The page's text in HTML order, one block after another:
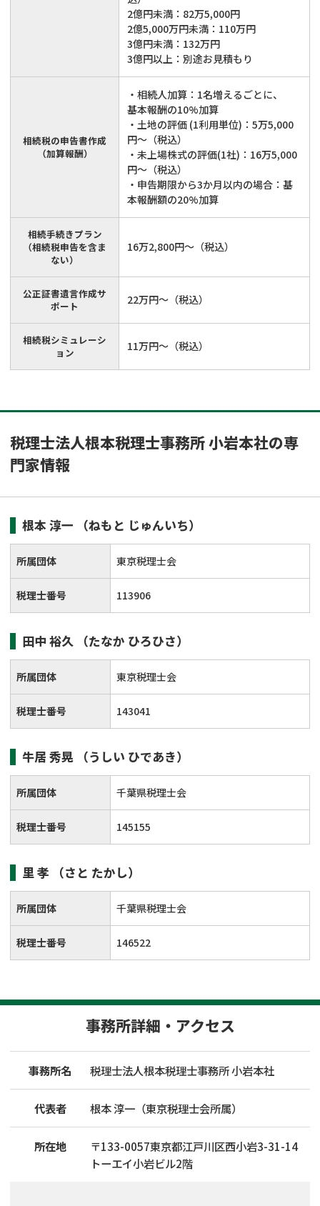
2億円未満：82万5,000円
2億5,000万円未満：110万円
3億円未満：132万円
3億円以上：別途お見積もり
相続税の申告書作成
（加算報酬）
・相続人加算：1名増えるごとに、
基本報酬の10%加算
・土地の評価 (1利用単位)：5万5,000
円～（税込）
・未上場株式の評価(1社)：16万5,000
円～（税込）
・申告期限から3か月以内の場合：基
本報酬額の20%加算
相続手続きプラン
（相続税申告を含ま
ない）
16万2,800円～（税込）
公正証書遺言作成サ
ポート
22万円～（税込）
相続税シミュレーシ
ョン
11万円～（税込）
税理士法人根本税理士事務所 小岩本社の専
門家情報
根本 淳一 （ねもと じゅんいち）
所属団体 東京税理士会
税理士番号 113906
田中 裕久 （たなか ひろひさ）
所属団体 東京税理士会
税理士番号 143041
牛居 秀晃 （うしい ひであき）
所属団体 千葉県税理士会
税理士番号 145155
里 孝 （さと たかし）
所属団体 千葉県税理士会
税理士番号 146522
事務所詳細・アクセス
事務所名 税理士法人根本税理士事務所 小岩本社
代表者 根本 淳一（東京税理士会所属）
所在地 〒133-0057東京都江戸川区西小岩3-31-14
トーエイ小岩ビル2階